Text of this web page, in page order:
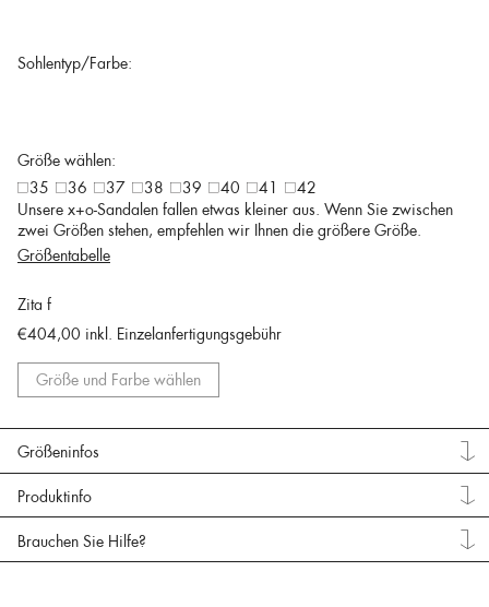
Sohlentyp/Farbe:
Größe wählen:
35
36 37 38 39 40 41
42
Unsere x+o-Sandalen fallen etwas kleiner aus. Wenn Sie zwischen
zwei Größen stehen, empfehlen wir Ihnen die größere Größe.
Größentabelle
Zita f
€404,00 inkl. Einzelanfertigungsgebühr
Größe und Farbe wählen
Größeninfos
Produktinfo
Brauchen Sie Hilfe?